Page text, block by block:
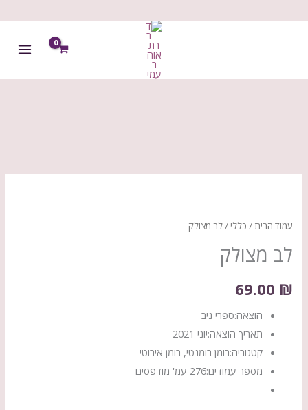
עמוד הבית/ כללי / לב מצולק
לב מצולק
69.00 ₪
הוצאה:ספרי ניב
תאריך הוצאה:יוני 2021
קטגוריה:רומן רומנטי, רומן אירוטי
מספר עמודים:276 עמ' מודפסים
לב